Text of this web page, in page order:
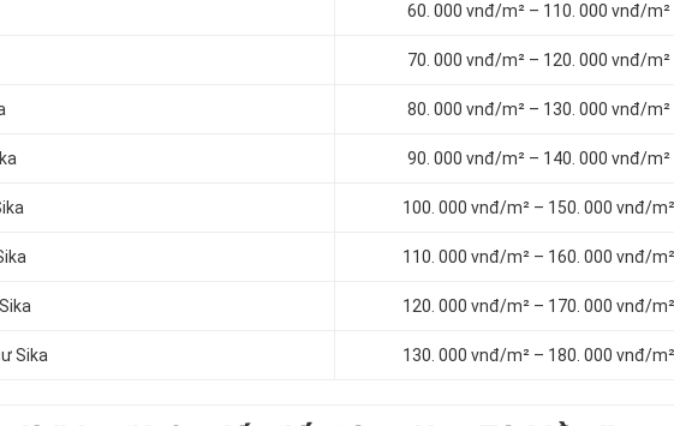
60. 000 vnđ/m² – 110. 000 vnđ/m²
70. 000 vnđ/m² – 120. 000 vnđ/m²
80. 000 vnđ/m² – 130. 000 vnđ/m²
90. 000 vnđ/m² – 140. 000 vnđ/m²
100. 000 vnđ/m² – 150. 000 vnđ/m²
110. 000 vnđ/m² – 160. 000 vnđ/m²
120. 000 vnđ/m² – 170. 000 vnđ/m²
Sika 130. 000 vnđ/m² – 180. 000 vnđ/m²